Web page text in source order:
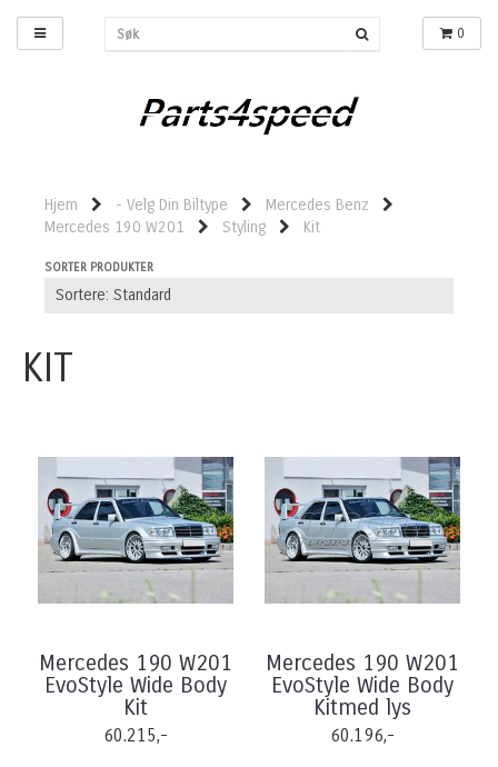
0
Hjem - Velg Din Biltype
Mercedes Benz
Mercedes 190 W201
Styling Kit
SORTER PRODUKTER
KIT
Mercedes 190 W201
EvoStyle Wide Body
Kit
60.215,-
Mercedes 190 W201
EvoStyle Wide Body
Kitmed lys
60.196,-